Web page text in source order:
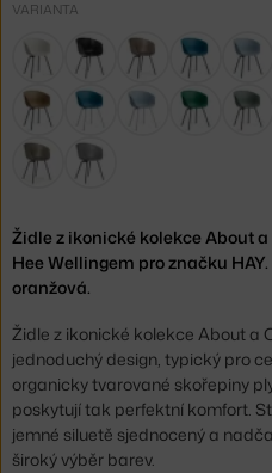
VARIANTA
Židle z ikonické kolekce About
Hee Wellingem pro značku
oranžová.
Židle z ikonické kolekce About a
jednoduchý design, typický pro
organicky tvarované skořepiny
poskytují tak perfektní komfort.
jemné siluetě sjednocený a
široký výběr barev.